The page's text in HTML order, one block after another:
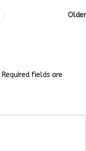
Older
Required fields are